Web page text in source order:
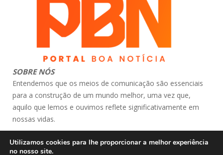
SOBRE NÓS
Entendemos que os meios de comunicação são essenciais
para a construção de um mundo melhor, uma vez que,
aquilo que lemos e ouvimos reflete significativamente em
nossas vidas.
© Portal Boa Notícia
Utilizamos cookies para lhe proporcionar a melhor experiência
no nosso site.